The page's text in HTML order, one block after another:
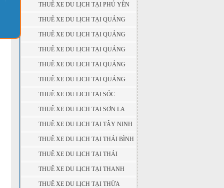
THUÊ XE DU LỊCH TẠI PHÚ YÊN
THUÊ XE DU LỊCH TẠI QUẢNG
BÌNH
THUÊ XE DU LỊCH TẠI QUẢNG
NAM
THUÊ XE DU LỊCH TẠI QUẢNG
NGÃI
THUÊ XE DU LỊCH TẠI QUẢNG
NINH
THUÊ XE DU LỊCH TẠI QUẢNG
TRỊ
THUÊ XE DU LỊCH TẠI SÓC
TRĂNG
THUÊ XE DU LỊCH TẠI SƠN LA
THUÊ XE DU LỊCH TẠI TÂY NINH
THUÊ XE DU LỊCH TẠI THÁI BÌNH
THUÊ XE DU LỊCH TẠI THÁI
NGUYÊN
THUÊ XE DU LỊCH TẠI THANH
HÓA
THUÊ XE DU LỊCH TẠI THỪA